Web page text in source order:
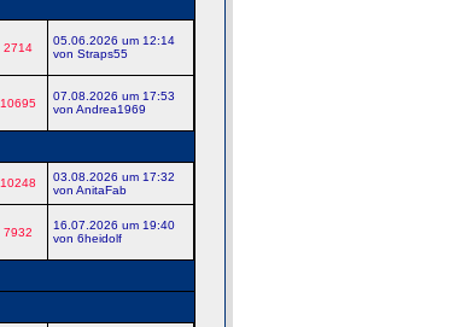
2714
05.06.2026 um 12:14
von Straps55
10695
07.08.2026 um 17:53
von Andrea1969
10248
03.08.2026 um 17:32
von AnitaFab
7932
16.07.2026 um 19:40
von 6heidolf